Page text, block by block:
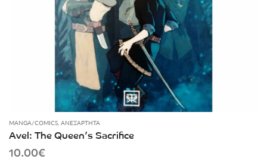
MANGA/COMICS, ΑΝΕΞΆΡΤΗΤΑ
Avel: The Queen’s Sacrifice
10.00€